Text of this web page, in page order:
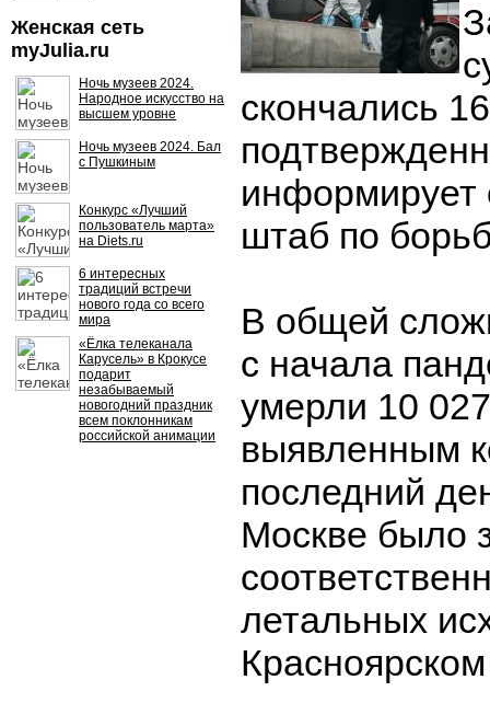
Женская сеть
myJulia.ru
Ночь музеев 2024.
Народное искусство на
высшем уровне
Ночь музеев 2024. Бал
с Пушкиным
Конкурс «Лучший
пользователь марта»
на Diets.ru
6 интересных
традиций встречи
нового года со всего
мира
«Ёлка телеканала
Карусель» в Крокусе
подарит
незабываемый
новогодний праздник
всем поклонникам
российской анимации
скончались
информирует
штаб по
В общей
с начала
умерли 10
выявленным
последний
Москве было
летальных